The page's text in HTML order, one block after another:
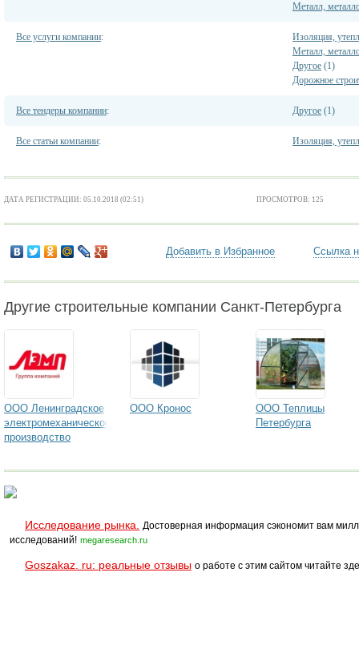
Металл,
Все услуги компании:
Изоляция,
Металл,
Другое (1)
Дорожное
Все тендеры компании: Другое (1)
Все статьи компании: Изоляция,
ДАТА РЕГИСТРАЦИИ: 05.10.2018 (02:51) ПРОСМОТРОВ: 125
Добавить в Избранное Ссылка
Другие строительные компании Санкт-Петербурга
ООО Ленинградское
электромеханическое
производство
ООО Кронос
ООО Теплицы
Петербурга
Исследование рынка.
Достоверная информация сэкономит вам
исследований! megaresearch.ru
Goszakaz. ru: реальные отзывы о работе с этим сайтом читайте